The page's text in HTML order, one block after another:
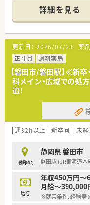
りひとりの人生に
師を求め育てていま
＜特徴・ポイントの
★薬剤師を守る独
業務をサポートす
す。
その一つが約20年
テム「SPITS」。
処方箋受付から一
調剤過誤防止機能
システム改修が必
る強みを生かしてい
★刷新された新規採
中途入社ならでは
ンや社内規定などを
同期入社の方との
て、安心してキャ
店舗OJT・フォロ
門の体系的な研修
詳細を見る
更新日： 2026/07/23 薬
正社員
調剤薬局
【磐田市/磐田駅】≪新
科メイン・広域での処
適！
週32h以上 新卒可 未
勤務地
静岡県 磐田市
磐田駅 (JR東海道本
給与
年収450万円～
月給～390,000
※就業条件、経験等